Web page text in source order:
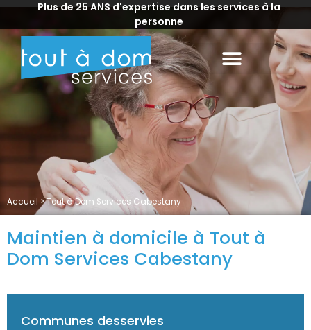
Plus de 25 ANS d'expertise dans les services à la
personne
Accueil >Tout à Dom Services Cabestany
Maintien à domicile à Tout à
Dom Services Cabestany
Communes desservies